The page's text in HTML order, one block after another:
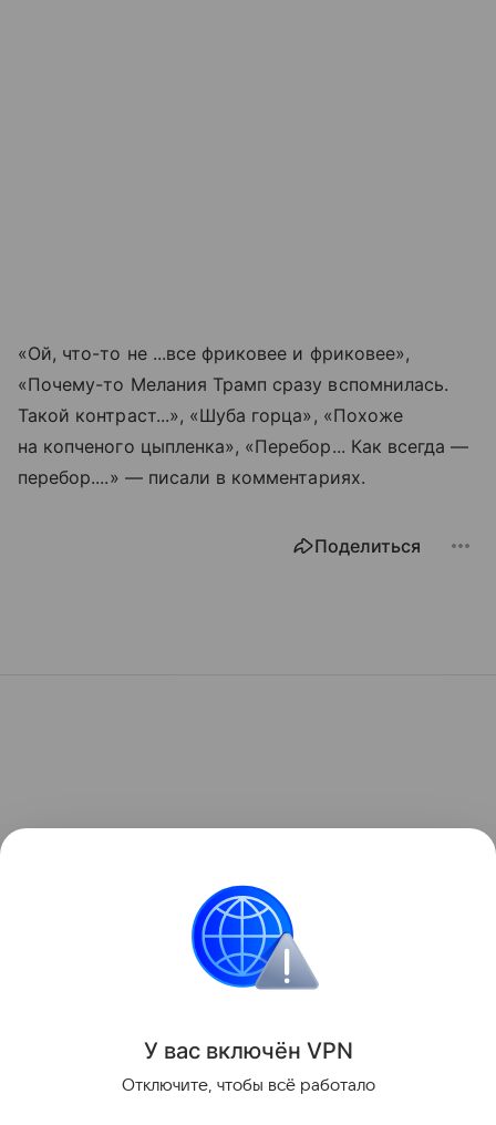
«Ой, что-то не ...все фриковее и фриковее»,
«Почему-то Мелания Трамп сразу вспомнилась.
Такой контраст...», «Шуба горца», «Похоже
на копченого цыпленка», «Перебор... Как всегда —
перебор....» — писали в комментариях.
Поделиться
У вас включён VPN
Отключите, чтобы всё работало